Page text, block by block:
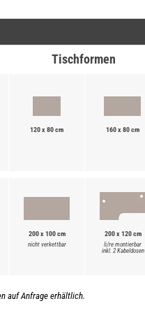
Tischformen
120 x 80 cm 160 x 80 cm
200 x 100 cm
nicht verkettbar
200 x 120 cm
li/re montierbar
inkl. 2 Kabeldosen
auf Anfrage erhältlich.